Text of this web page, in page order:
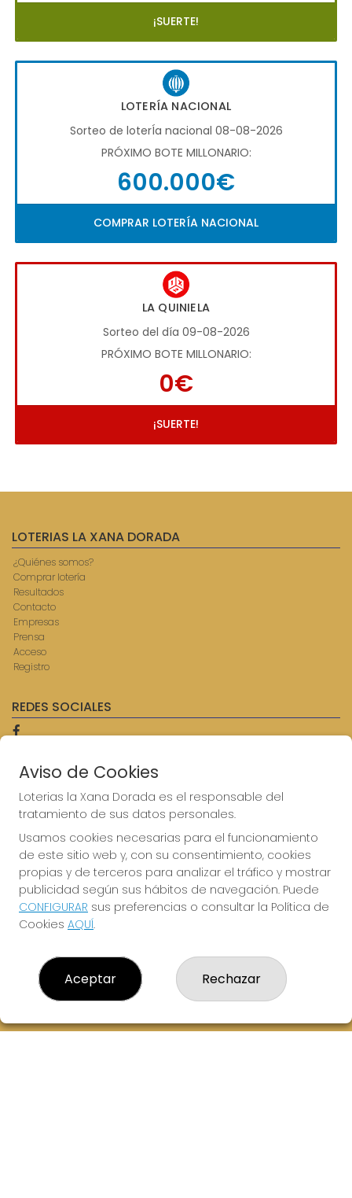
¡SUERTE!
LOTERÍA NACIONAL
Sorteo de loterÍa nacional 08-08-2026
PRÓXIMO BOTE MILLONARIO:
600.000€
COMPRAR LOTERÍA NACIONAL
LA QUINIELA
Sorteo del día 09-08-2026
PRÓXIMO BOTE MILLONARIO:
0€
¡SUERTE!
LOTERIAS LA XANA DORADA
¿Quiénes somos?
Comprar lotería
Resultados
Contacto
Empresas
Prensa
Acceso
Registro
REDES SOCIALES
CONTACTO
ADMINISTRACION DE LOTERIAS: 9-AVILES - RECEPTOR
OFICIAL: 57750
Clica aquí para contactar por WhatsApp
614069067
info@laxanadorada.com
Fernandez Balsera 26 bajo
Aviles, 33402
(Asturias) España
LEGAL
Aviso Legal
Política de Privacidad
Condiciones de Compra
Aviso de Cookies
Loterias la Xana Dorada es el responsable del
tratamiento de sus datos personales.
Usamos cookies necesarias para el funcionamiento
de este sitio web y, con su consentimiento, cookies
propias y de terceros para analizar el tráfico y mostrar
publicidad según sus hábitos de navegación. Puede
CONFIGURAR sus preferencias o consultar la Política de
Cookies AQUÍ.
Aceptar Rechazar